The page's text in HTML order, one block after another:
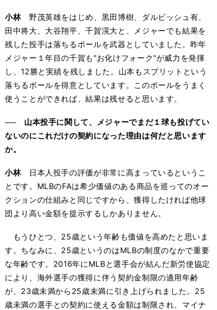
小林野茂英雄をはじめ、黒田博樹、ダルビッシュ有、
田中将大、大谷翔平、千賀滉大と、メジャーでも結果を
残した投手は落ちるボールを武器としていました。昨年
メジャー１年目の千賀も"お化けフォーク"が威力を発揮
し、12勝と実績を残しました。山本もスプリットという
落ちるボールを得意としています。このボールをうまく
使うことができれば、結果は残せると思います。
── 山本投手に関して、メジャーでまだ１球も投げてい
ないのにこれだけの契約になった理由は何だと思います
か。
小林日本人投手の評価が非常に高まっているというこ
とです。MLBのFAは希少価値のある商品を巡ってのオー
クションの仕組みと同じですから、獲得したければ他球
団より高い金額を提示するしかありません。
もうひとつ、25歳という年齢も価値を高めたと思いま
す。ちなみに、25歳というのはMLBの制度のなかで重要
な年齢です。2016年にMLBと選手会が結んだ新労使協定
により、海外選手の獲得に伴う契約金制限の適用年齢
が、23歳未満から25歳未満に引き上げられました。25
歳未満の選手との契約に使える金額は制限され、マイナ